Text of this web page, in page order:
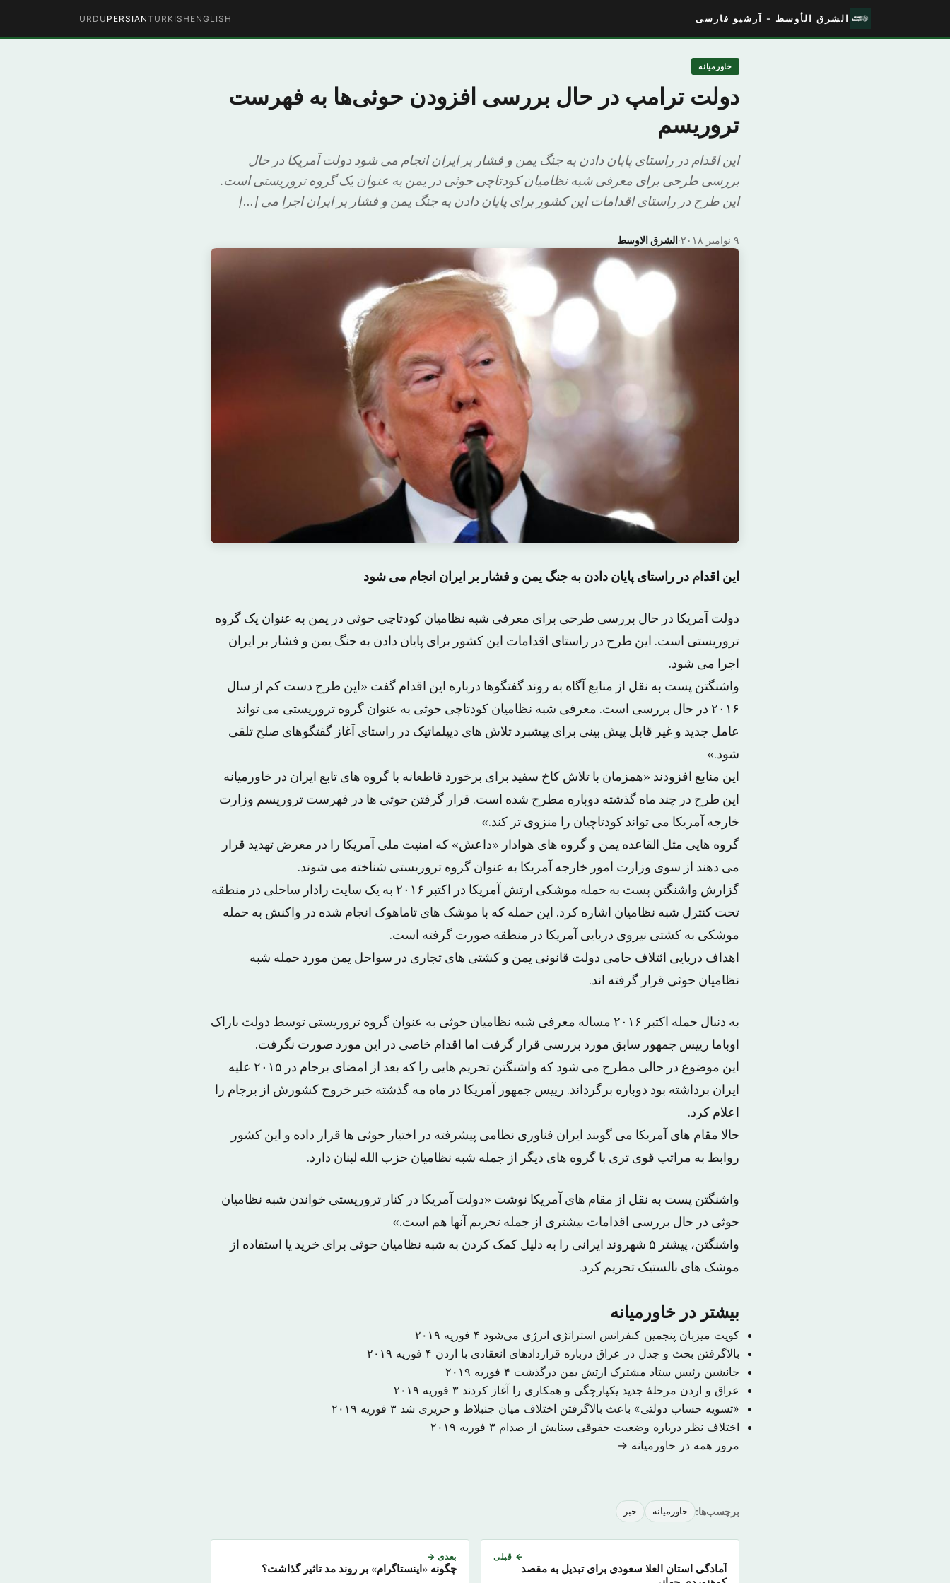
الشرق الأوسط - آرشیو فارسی ENGLISH
TURKISH
PERSIAN
URDU
خاورمیانه
دولت ترامپ در حال بررسی افزودن حوثی‌ها به فهرست
تروریسم
این اقدام در راستای پایان دادن به جنگ یمن و فشار بر ایران انجام می شود دولت آمریکا در حال
بررسی طرحی برای معرفی شبه نظامیان کودتاچی حوثی در یمن به عنوان یک گروه تروریستی است.
این طرح در راستای اقدامات این کشور برای پایان دادن به جنگ یمن و فشار بر ایران اجرا می […]
الشرق الاوسط· ۹ نوامبر ۲۰۱۸
این اقدام در راستای پایان دادن به جنگ یمن و فشار بر ایران انجام می شود
دولت آمریکا در حال بررسی طرحی برای معرفی شبه نظامیان کودتاچی حوثی در یمن به عنوان یک گروه
تروریستی است. این طرح در راستای اقدامات این کشور برای پایان دادن به جنگ یمن و فشار بر ایران
اجرا می شود.
واشنگتن پست به نقل از منابع آگاه به روند گفتگوها درباره این اقدام گفت «این طرح دست کم از سال
۲۰۱۶ در حال بررسی است. معرفی شبه نظامیان کودتاچی حوثی به عنوان گروه تروریستی می تواند
عامل جدید و غیر قابل پیش بینی برای پیشبرد تلاش های دیپلماتیک در راستای آغاز گفتگوهای صلح تلقی
شود.»
این منابع افزودند «همزمان با تلاش کاخ سفید برای برخورد قاطعانه با گروه های تابع ایران در خاورمیانه
این طرح در چند ماه گذشته دوباره مطرح شده است. قرار گرفتن حوثی ها در فهرست تروریسم وزارت
خارجه آمریکا می تواند کودتاچیان را منزوی تر کند.»
گروه هایی مثل القاعده یمن و گروه های هوادار «داعش» که امنیت ملی آمریکا را در معرض تهدید قرار
می دهند از سوی وزارت امور خارجه آمریکا به عنوان گروه تروریستی شناخته می شوند.
گزارش واشنگتن پست به حمله موشکی ارتش آمریکا در اکتبر ۲۰۱۶ به یک سایت رادار ساحلی در منطقه
تحت کنترل شبه نظامیان اشاره کرد. این حمله که با موشک های تاماهوک انجام شده در واکنش به حمله
موشکی به کشتی نیروی دریایی آمریکا در منطقه صورت گرفته است.
اهداف دریایی ائتلاف حامی دولت قانونی یمن و کشتی های تجاری در سواحل یمن مورد حمله شبه
نظامیان حوثی قرار گرفته اند.
به دنبال حمله اکتبر ۲۰۱۶ مساله معرفی شبه نظامیان حوثی به عنوان گروه تروریستی توسط دولت باراک
اوباما رییس جمهور سابق مورد بررسی قرار گرفت اما اقدام خاصی در این مورد صورت نگرفت.
این موضوع در حالی مطرح می شود که واشنگتن تحریم هایی را که بعد از امضای برجام در ۲۰۱۵ علیه
ایران برداشته بود دوباره برگرداند. رییس جمهور آمریکا در ماه مه گذشته خبر خروج کشورش از برجام را
اعلام کرد.
حالا مقام های آمریکا می گویند ایران فناوری نظامی پیشرفته در اختیار حوثی ها قرار داده و این کشور
روابط به مراتب قوی تری با گروه های دیگر از جمله شبه نظامیان حزب الله لبنان دارد.
واشنگتن پست به نقل از مقام های آمریکا نوشت «دولت آمریکا در کنار تروریستی خواندن شبه نظامیان
حوثی در حال بررسی اقدامات بیشتری از جمله تحریم آنها هم است.»
واشنگتن، پیشتر ۵ شهروند ایرانی را به دلیل کمک کردن به شبه نظامیان حوثی برای خرید یا استفاده از
موشک های بالستیک تحریم کرد.
بیشتر در خاورمیانه
کویت میزبان پنجمین کنفرانس استراتژی انرژی می‌شود ۴ فوریه ۲۰۱۹
بالاگرفتن بحث و جدل در عراق درباره قراردادهای انعقادی با اردن ۴ فوریه ۲۰۱۹
جانشین رئیس ستاد مشترک ارتش یمن درگذشت ۴ فوریه ۲۰۱۹
عراق و اردن مرحلهٔ جدید یکپارچگی و همکاری را آغاز کردند ۳ فوریه ۲۰۱۹
«تسویه حساب دولتی» باعث بالاگرفتن اختلاف میان جنبلاط و حریری شد ۳ فوریه ۲۰۱۹
اختلاف نظر درباره وضعیت حقوقی ستایش از صدام ۳ فوریه ۲۰۱۹
مرور همه در خاورمیانه →
برچسب‌ها: خاورمیانه خبر
← قبلی
آمادگی استان العلا سعودی برای تبدیل به مقصد
بعدی →
چگونه «اینستاگرام» بر روند مد تاثیر گذاشت؟